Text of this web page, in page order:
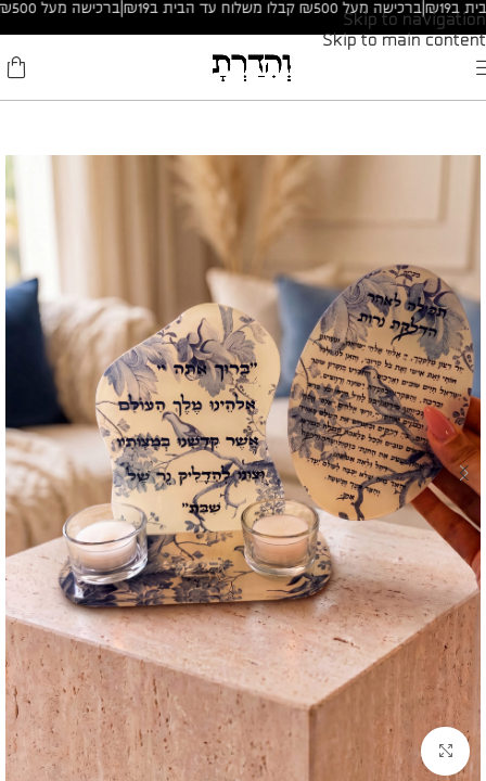
Skip to navigation
Skip to main content
ברכישה מעל ₪500 קבלו משלוח עד הבית ב₪19| ברכישה מעל ₪500 קבלו משלוח עד הבית ב₪19|
להגדלת התמונה